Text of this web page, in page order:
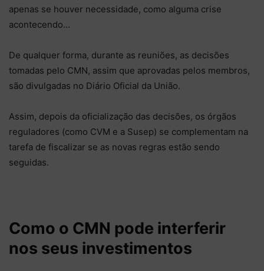
apenas se houver necessidade, como alguma crise
acontecendo…
De qualquer forma, durante as reuniões, as decisões
tomadas pelo CMN, assim que aprovadas pelos membros,
são divulgadas no Diário Oficial da União.
Assim, depois da oficialização das decisões, os órgãos
reguladores (como CVM e a Susep) se complementam na
tarefa de fiscalizar se as novas regras estão sendo
seguidas.
Como o CMN pode interferir
nos seus investimentos